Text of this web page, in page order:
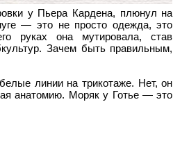
у Пьера Кардена, плюнул на
— это не просто одежда, это
руках она мутировала, став
Зачем быть правильным,
линии на трикотаже. Нет, он
анатомию. Моряк у Готье — это